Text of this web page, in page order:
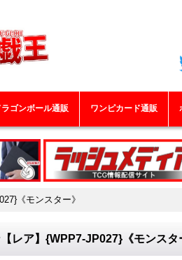
ラゴンボール通販 ワンピカード通販
《モンスター》
レア】{WPP7-JP027}《モンスタ